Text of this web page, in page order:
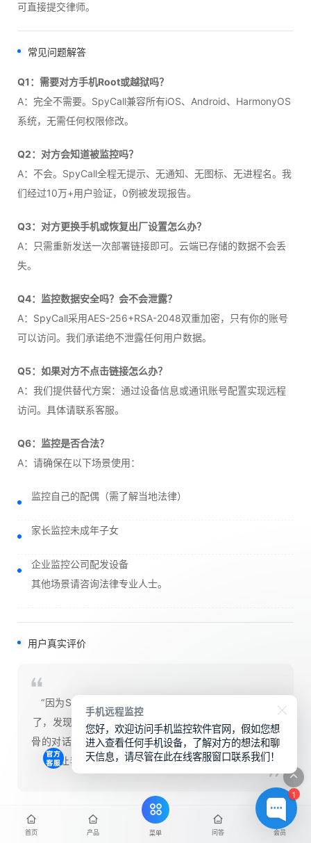
可直接提交律师。
常见问题解答
Q1：需要对方手机Root或越狱吗？
A：完全不需要。SpyCall兼容所有iOS、Android、HarmonyOS
系统，无需任何权限修改。
Q2：对方会知道被监控吗？
A：不会。SpyCall全程无提示、无通知、无图标、无进程名。我
们经过10万+用户验证，0例被发现报告。
Q3：对方更换手机或恢复出厂设置怎么办？
A：只需重新发送一次部署链接即可。云端已存储的数据不会丢
失。
Q4：监控数据安全吗？会不会泄露？
A：SpyCall采用AES-256+RSA-2048双重加密，只有你的账号
可以访问。我们承诺绝不泄露任何用户数据。
Q5：如果对方不点击链接怎么办？
A：我们提供替代方案：通过设备信息或通讯账号配置实现远程
访问。具体请联系客服。
Q6：监控是否合法？
A：请确保在以下场景使用：
监控自己的配偶（需了解当地法律）
家长监控未成年子女
企业监控公司配发设备
其他场景请咨询法律专业人士。
用户真实评价
“因为SpyCall，我及时止损了。恋爱3年，婚房都买
了，发现他和前女友一直保持联系。Telegram上那些露
骨的对话、酒店定位，让我彻底清醒。感谢SpyCall，没
有让我带着怀疑走进婚姻。” —— 杭州，周小姐
首页 产品 菜单 问答 会员
1
手机远程监控
您好，欢迎访问手机监控软件官网，假如您想
进入查看任何手机设备，了解对方的想法和聊
天信息，请尽管在此在线客服窗口联系我们！